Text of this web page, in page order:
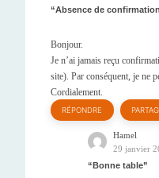
Absence de
Bonjour.
Je n’ai jamais reçu
site). Par conséquent, je ne
Cordialement.
RÉPONDRE
Hamel
29 janvier
Bonne table